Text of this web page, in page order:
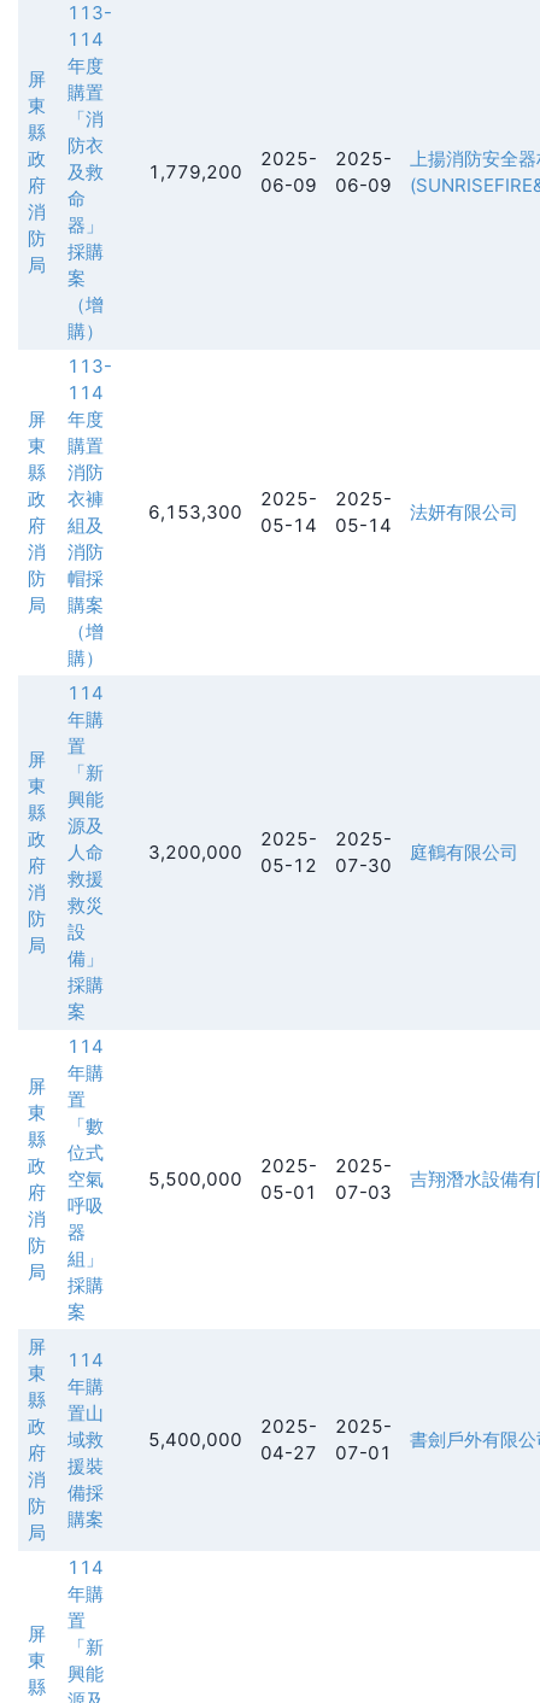
屏
東
縣
政
府
消
防
局
113-
114
年度
購置
「消
防衣
及救
命
器」
採購
案
（增
購）
1,779,200
2025-
06-09
2025-
06-09
上揚消防安全
屏
東
縣
政
府
消
防
局
113-
114
年度
購置
消防
衣褲
組及
消防
帽採
購案
（增
購）
6,153,300
2025-
05-14
2025-
05-14
法妍有限公司
屏
東
縣
政
府
消
防
局
114
年購
置
「新
興能
源及
人命
救援
救災
設
備」
採購
案
3,200,000
2025-
05-12
2025-
07-30
庭鶴有限公司
屏
東
縣
政
府
消
防
局
114
年購
置
「數
位式
空氣
呼吸
器
組」
採購
案
5,500,000
2025-
05-01
2025-
07-03
吉翔潛水設備
屏
東
縣
政
府
消
防
局
114
年購
置山
域救
援裝
備採
購案
5,400,000
2025-
04-27
2025-
07-01
書劍戶外有限公
屏
東
縣
114
年購
置
「新
興能